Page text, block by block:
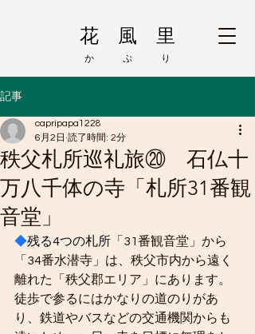
花 風 里
か ぷ り
記事
秩父札所巡礼旅⑳ 石仏十
万八千体の寺「札所31番観
音堂」
capripapa1228
6月2日 読了時間: 2分
◆残る4つの札所 「31番観音堂」から
「34番水潜寺」は、秩父市内から遠く
離れた「秩父郡エリア」にあります。
徒歩で参るにはかなりの道のりがあ
り、鉄道やバスなどの交通機関からも